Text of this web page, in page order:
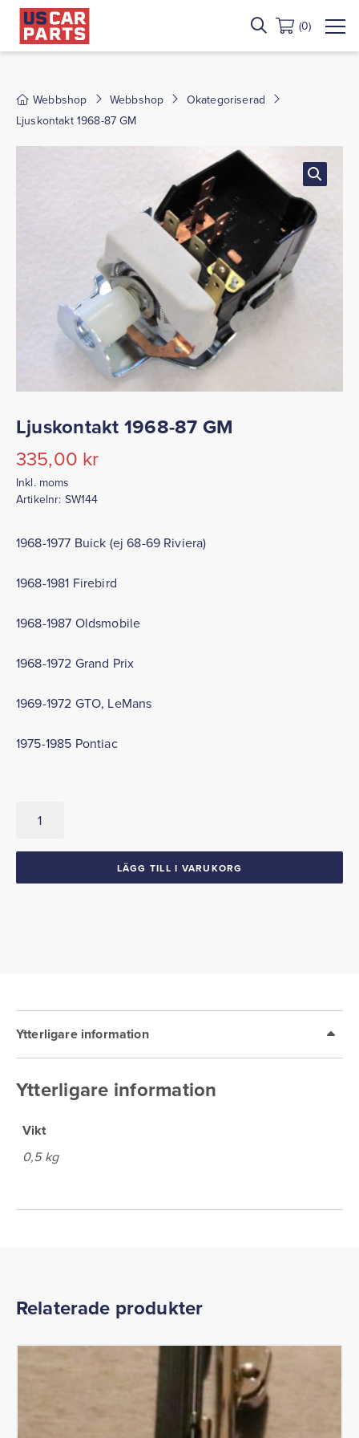
(0)
Webbshop Webbshop
Okategoriserad
Ljuskontakt 1968-87 GM
Ljuskontakt 1968-87 GM
335,00 kr
Inkl. moms
Artikelnr: SW144
1968-1977 Buick (ej 68-69 Riviera)
1968-1981 Firebird
1968-1987 Oldsmobile
1968-1972 Grand Prix
1969-1972 GTO, LeMans
1975-1985 Pontiac
1968-
LÄGG TILL I VARUKORG
Ytterligare information
Ytterligare information
Vikt
0,5 kg
Relaterade produkter